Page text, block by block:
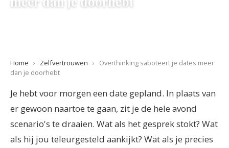
Home › Zelfvertrouwen ›
Overthinking saboteert je dates meer
dan je doorhebt
Je hebt voor morgen een date gepland. In plaats van
er gewoon naartoe te gaan, zit je de hele avond
scenario's te draaien. Wat als het gesprek stokt? Wat
als hij jou teleurgesteld aankijkt? Wat als je precies